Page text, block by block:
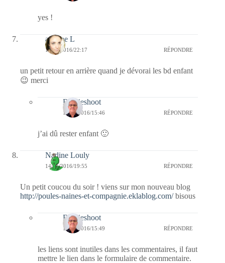
yes !
adeline L
14/01/2016/22:17 RÉPONDRE
un petit retour en arrière quand je dévorai les bd enfant
😉 merci
Bernieshoot
18/01/2016/15:46 RÉPONDRE
j’ai dû rester enfant 🙂
Nadine Louly
14/01/2016/19:55 RÉPONDRE
Un petit coucou du soir ! viens sur mon nouveau blog
http://poules-naines-et-compagnie.eklablog.com/bisous
Bernieshoot
18/01/2016/15:49 RÉPONDRE
les liens sont inutiles dans les commentaires, il faut
mettre le lien dans le formulaire de commentaire.